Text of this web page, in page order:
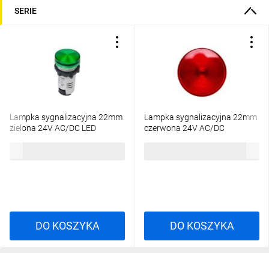
SERIE
Lampka sygnalizacyjna 22mm
zielona 24V AC/DC LED
DO KOSZYKA
Lampka sygnalizacyjna 22mm
czerwona 24V AC/DC
DO KOSZYKA